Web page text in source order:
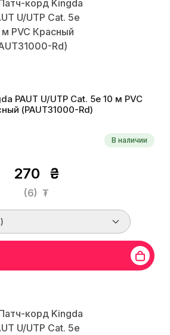
PAUT U/UTP Cat. 5e 10 м PVC
(PAUT31000-Rd)
В наличии
270 ₴
(6) ₮